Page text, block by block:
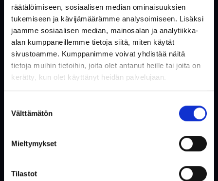
räätälöimiseen, sosiaalisen median ominaisuuksien
tukemiseen ja kävijämäärämme analysoimiseen. Lisäksi
jaamme sosiaalisen median, mainosalan ja analytiikka-
alan kumppaneillemme tietoja siitä, miten käytät
sivustoamme. Kumppanimme voivat yhdistää näitä
tietoja muihin tietoihin, joita olet antanut heille tai joita on
kerätty, kun olet käyttänyt heidän palvelujaan.
valinta
Välttämätön
Mieltymykset
Tilastot
Asiakaspalvelu
Yleisiä kysymyksiä ja vastauksia
Ota yhteyttä
Verkkokauppa
Tietoa meistä
Ostoehdot
Evästeet & Tietosuojakäytäntö
Tervetuloa Inregon verkkokauppaan!